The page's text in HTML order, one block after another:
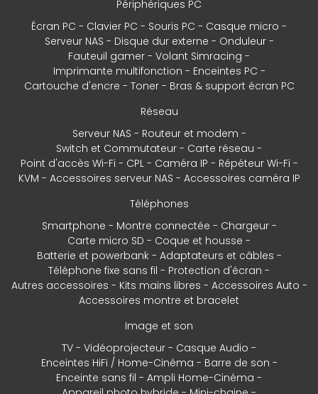
Périphériques PC
Écran PC
Clavier PC Souris PC
Casque micro
Serveur NAS
Disque dur externe
Onduleur
Fauteuil gamer
Volant Simracing
Imprimante multifonction
Enceintes PC
Cartouche d'encre
Toner
Bras & support écran PC
Réseau
Serveur NAS
Routeur et modem
Switch et Commutateur
Carte réseau
Point d'accès Wi-Fi
CPL Caméra IP
Répéteur Wi-Fi
KVM
Accessoires serveur NAS
Accessoires caméra IP
Téléphones
Smartphone
Montre connectée
Chargeur
Carte micro SD
Coque et housse
Batterie et powerbank
Adaptateurs et câbles
Téléphone fixe sans fil
Protection d'écran
Autres accessoires
Kits mains libres
Accessoires Auto
Accessoires montre et bracelet
Image et son
TV
Vidéoprojecteur
Casque Audio
Enceintes HiFi / Home-Cinéma
Barre de son
Enceinte sans fil
Ampli Home-Cinéma